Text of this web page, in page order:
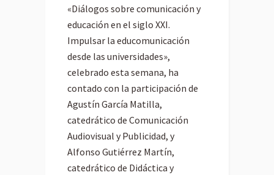
«Diálogos sobre comunicación y
educación en el siglo XXI.
Impulsar la educomunicación
desde las universidades»,
celebrado esta semana, ha
contado con la participación de
Agustín García Matilla,
catedrático de Comunicación
Audiovisual y Publicidad, y
Alfonso Gutiérrez Martín,
catedrático de Didáctica y